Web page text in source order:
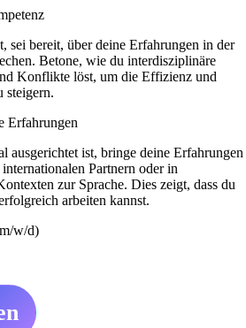
sei bereit, über deine Erfahrungen in der
Betone, wie du interdisziplinäre
Konflikte löst, um die Effizienz und
steigern.
Erfahrungen
ausgerichtet ist, bringe deine Erfahrungen
Partnern oder in
zur Sprache. Dies zeigt, dass du
arbeiten kannst.
w/d)